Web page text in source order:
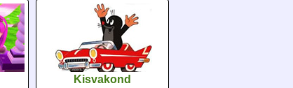
Kisvakond